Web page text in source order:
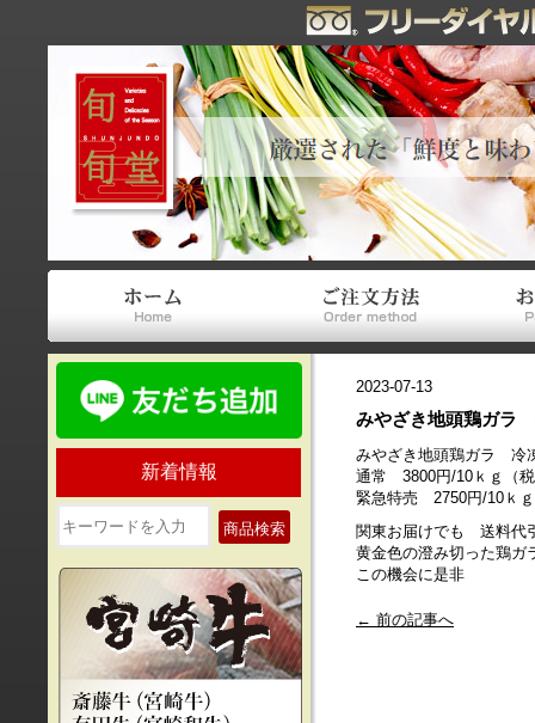
新着情報
商品検索
2023-07-13
みやざき地頭鶏ガラ
みやざき地頭鶏ガラ 冷
通常 3800円/10ｋｇ（
緊急特売 2750円/10ｋ
関東お届けでも 送料代
黄金色の澄み切った鶏ガ
この機会に是非
← 前の記事へ